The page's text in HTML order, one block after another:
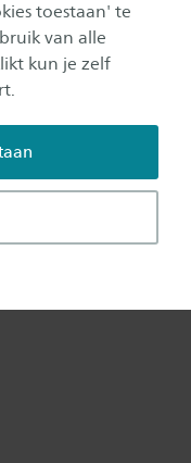
toestaan' te
van alle
kun je zelf
baan?
pabo in